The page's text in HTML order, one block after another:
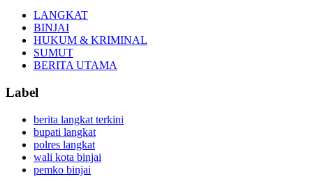
LANGKAT
BINJAI
HUKUM & KRIMINAL
SUMUT
BERITA UTAMA
Label
berita langkat terkini
bupati langkat
polres langkat
wali kota binjai
pemko binjai